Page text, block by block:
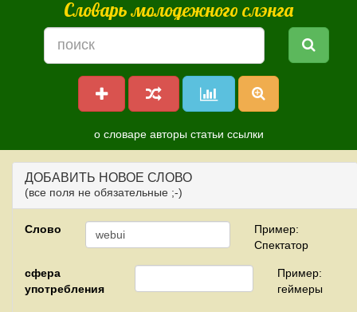
Словарь молодежного слэнга
о словаре авторы статьи ссылки
ДОБАВИТЬ НОВОЕ СЛОВО
(все поля не обязательные ;-)
Слово
Пример:
Спектатор
сфера
употребления
Пример:
геймеры